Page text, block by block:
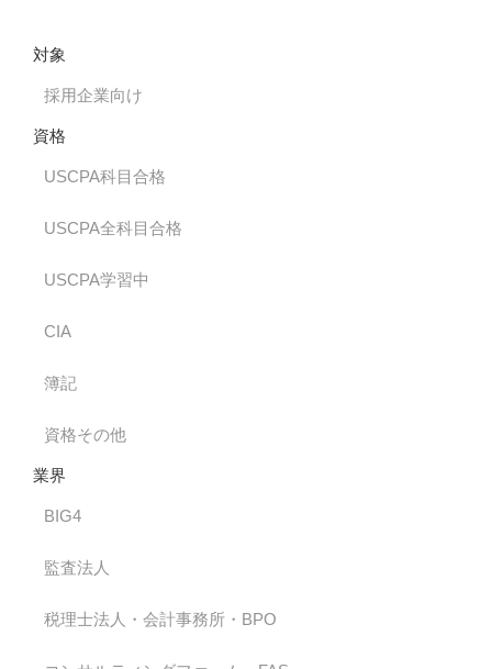
対象
採用企業向け
資格
USCPA科目合格
USCPA全科目合格
USCPA学習中
CIA
簿記
資格その他
業界
BIG4
監査法人
税理士法人・会計事務所・BPO